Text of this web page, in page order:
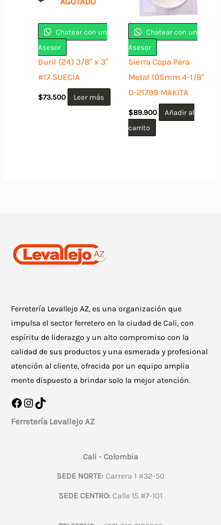
Chatear con un
Asesor
Buril (24) 3/8″ x 3″
#17 SUECIA
$73.500 Leer más
Chatear con un
Asesor
Sierra Copa Para
Metal 105mm 4-1/8″
D-21799 MAKITA
$89.900
Añadir al
carrito
Ferretería Levallejo AZ, es una organización que
impulsa el sector ferretero en la ciudad de Cali, con
espíritu de liderazgo y un alto compromiso con la
calidad de sus productos y una esmerada y profesional
atención al cliente, ofrecida por un equipo amplia
mente dispuesto a brindar solo la mejor atención.
Facebook
Instagram
TikTok
Ferretería Levallejo AZ
Cali - Colombia
SEDE NORTE:Carrera 1 #32-50
SEDE CENTRO: Calle 15 #7-101